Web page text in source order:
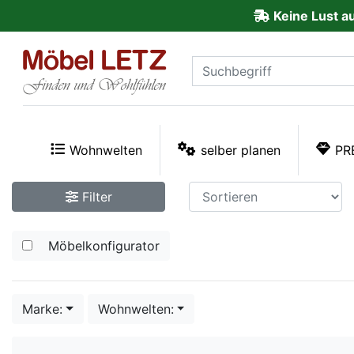
Keine Lust
Wohnwelten selber planen
Filter
Möbelkonfigurator
Marke: Wohnwelten:
Kundenmeinungen
PREMIUM
Schnell
lieferbar
SALE